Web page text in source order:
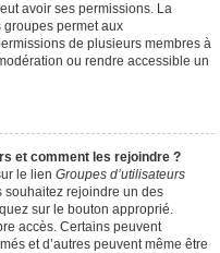
avoir ses permissions. La
groupes permet aux
de plusieurs membres à
ou rendre accessible un
et comment les rejoindre ?
le lien Groupes d’utilisateurs
souhaitez rejoindre un des
sur le bouton approprié.
accès. Certains peuvent
et d’autres peuvent même être